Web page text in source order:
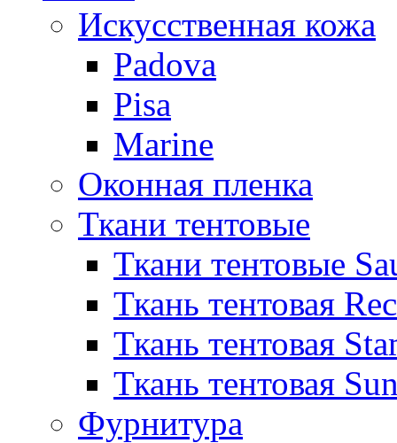
Искусственная кожа
Padova
Pisa
Marine
Оконная пленка
Ткани тентовые
Ткани тентовые
Ткань тентовая
Ткань тентовая
Ткань тентовая
Фурнитура